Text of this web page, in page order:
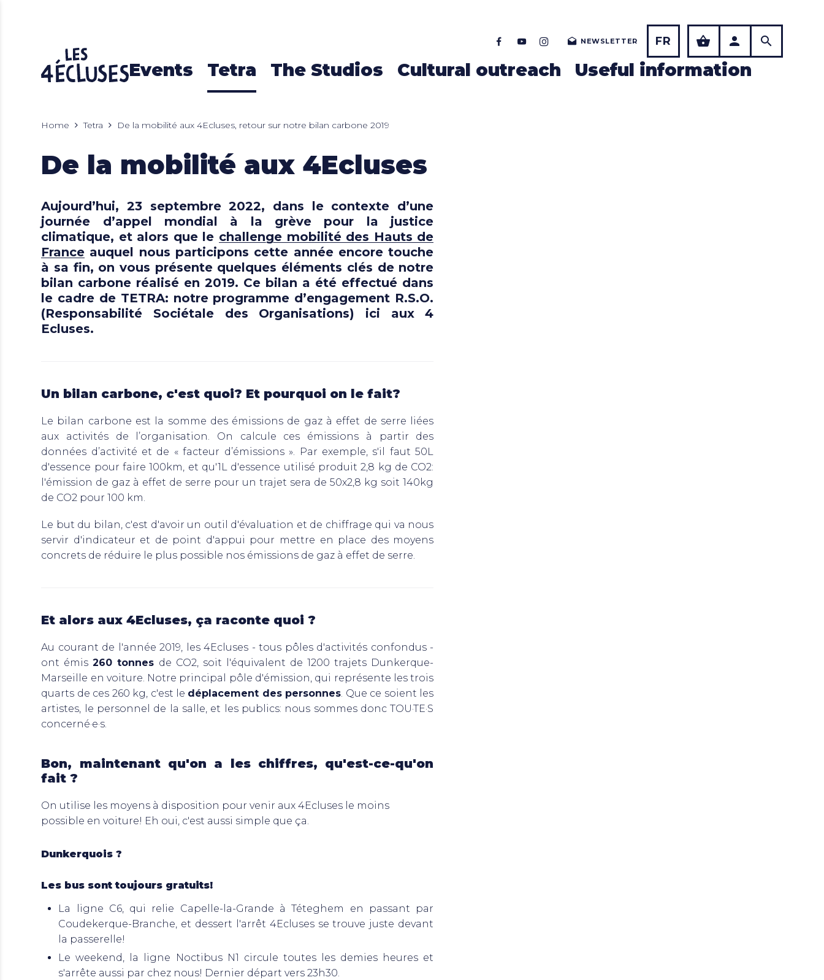
NEWSLETTER FR
Events Tetra The Studios Cultural outreach Useful information
Home Tetra De la mobilité aux 4Ecluses, retour sur notre bilan carbone 2019
De la mobilité aux 4Ecluses
Aujourd’hui, 23 septembre 2022, dans le contexte d’une
journée d’appel mondial à la grève pour la justice
climatique, et alors que le challenge mobilité des Hauts de
France auquel nous participons cette année encore touche
à sa fin, on vous présente quelques éléments clés de notre
bilan carbone réalisé en 2019. Ce bilan a été effectué dans
le cadre de TETRA: notre programme d’engagement R.S.O.
(Responsabilité Sociétale des Organisations) ici aux 4
Ecluses.
Un bilan carbone, c'est quoi? Et pourquoi on le fait?
Le bilan carbone est la somme des émissions de gaz à effet de serre liées
aux activités de l’organisation. On calcule ces émissions à partir des
données d’activité et de « facteur d’émissions ». Par exemple, s'il faut 50L
d'essence pour faire 100km, et qu'1L d'essence utilisé produit 2,8 kg de CO2:
l'émission de gaz à effet de serre pour un trajet sera de 50x2,8 kg soit 140kg
de CO2 pour 100 km.
Le but du bilan, c'est d'avoir un outil d'évaluation et de chiffrage qui va nous
servir d'indicateur et de point d'appui pour mettre en place des moyens
concrets de réduire le plus possible nos émissions de gaz à effet de serre.
Et alors aux 4Ecluses, ça raconte quoi ?
Au courant de l'année 2019, les 4Ecluses - tous pôles d'activités confondus -
ont émis260 tonnes de CO2, soit l'équivalent de 1200 trajets Dunkerque-
Marseille en voiture. Notre principal pôle d'émission, qui représente les trois
quarts de ces 260 kg, c'est le déplacement des personnes. Que ce soient les
artistes, le personnel de la salle, et les publics: nous sommes donc TOU·TE·S
concerné·e·s.
Bon, maintenant qu'on a les chiffres, qu'est-ce-qu'on
fait ?
On utilise les moyens à disposition pour venir aux 4Ecluses le moins
possible en voiture! Eh oui, c'est aussi simple que ça.
Dunkerquois ?
Les bus sont toujours gratuits!
La ligne C6, qui relie Capelle-la-Grande à Téteghem en passant par
Coudekerque-Branche, et dessert l'arrêt 4Ecluses se trouve juste devant
la passerelle!
Le weekend, la ligne Noctibus N1 circule toutes les demies heures et
s'arrête aussi par chez nous! Dernier départ vers 23h30.